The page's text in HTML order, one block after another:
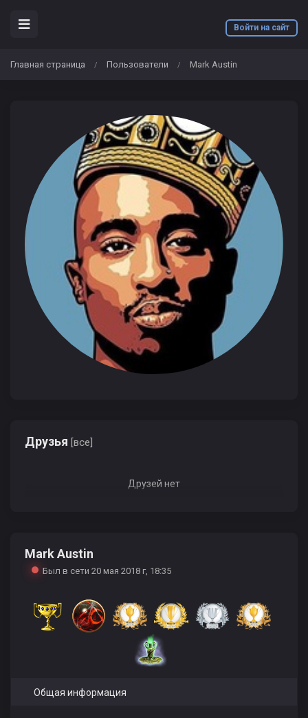
Войти на сайт
Главная страница / Пользователи / Mark Austin
Друзья [все]
Друзей нет
Mark Austin
Был в сети 20 мая 2018 г, 18:35
Общая информация